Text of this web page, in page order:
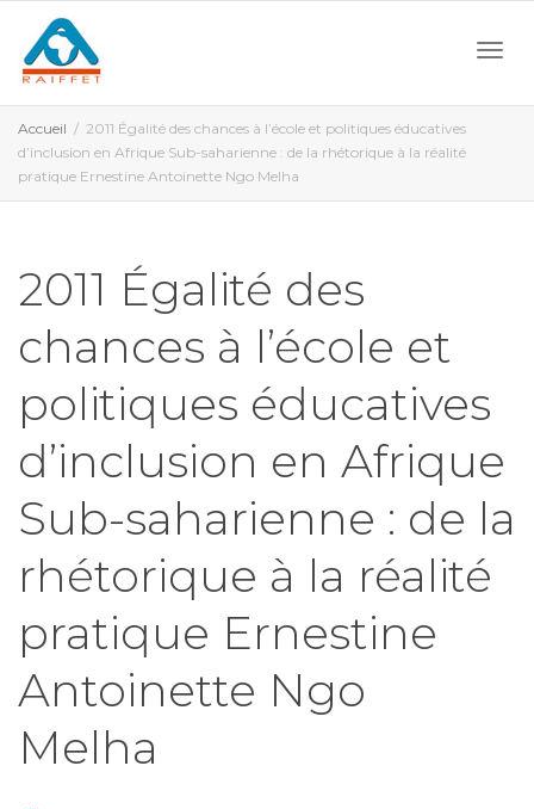
Accueil
2011 Égalité des chances à l’école et politiques éducatives
d’inclusion en Afrique Sub-saharienne : de la rhétorique à la réalité
pratique Ernestine Antoinette Ngo Melha
2011 Égalité des
chances à l’école et
politiques éducatives
d’inclusion en Afrique
Sub-saharienne : de la
rhétorique à la réalité
pratique Ernestine
Antoinette Ngo
Melha